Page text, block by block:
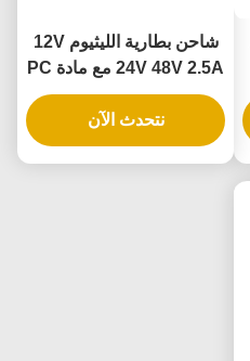
شاحن بطارية الليثيوم 12V
24V 48V 2.5A مع مادة PC
مقاومة للحريق وحماية
الدائرة القصيرة للدراجات
النارية
نتحدث الآن